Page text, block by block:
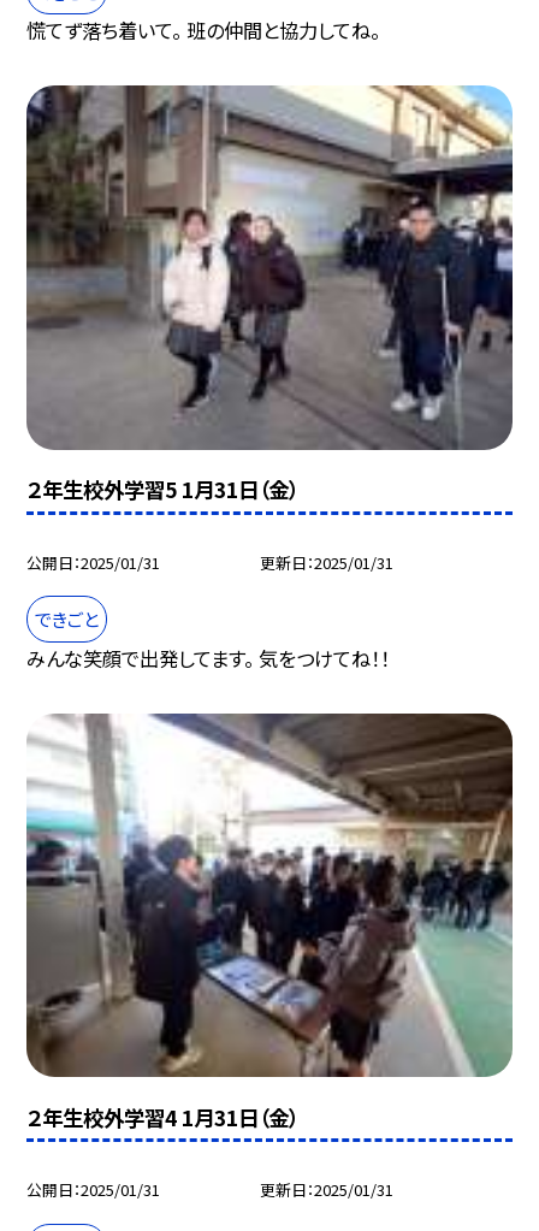
慌てず落ち着いて。 班の仲間と協力してね。
２年生校外学習5 1月31日（金）
公開日 2025/01/31 更新日 2025/01/31
できごと
みんな笑顔で出発してます。 気をつけてね！！
２年生校外学習4 1月31日（金）
公開日 2025/01/31 更新日 2025/01/31